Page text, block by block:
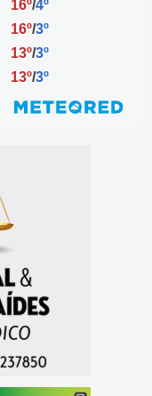
16º/4º
16º/3º
13º/3º
13º/3º